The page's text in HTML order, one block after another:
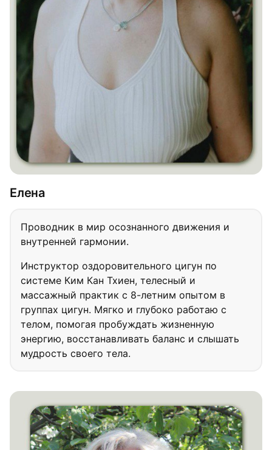
Елена
Проводник в мир осознанного движения и
внутренней гармонии.
Инструктор оздоровительного цигун по
системе Ким Кан Тхиен, телесный и
массажный практик с 8-летним опытом в
группах цигун. Мягко и глубоко работаю с
телом, помогая пробуждать жизненную
энергию, восстанавливать баланс и слышать
мудрость своего тела.